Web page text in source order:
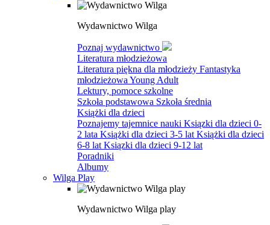
Wydawnictwo Wilga
Poznaj wydawnictwo
Literatura młodzieżowa
Literatura piękna dla młodzieży Fantastyka
młodzieżowa Young Adult
Lektury, pomoce szkolne
Szkoła podstawowa Szkoła średnia
Książki dla dzieci
Poznajemy tajemnice nauki Ksiązki dla dzieci 0-
2 lata Książki dla dzieci 3-5 lat Książki dla dzieci
6-8 lat Ksiązki dla dzieci 9-12 lat
Poradniki
Albumy
Wilga Play
Wydawnictwo Wilga play